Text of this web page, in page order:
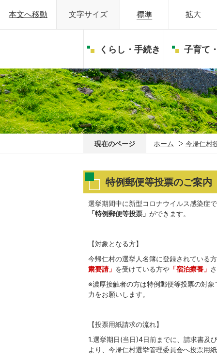
本文へ移動 文字サイズ
くらし・手続き 子育て
現在のページ ホーム 今帰仁村
特例郵便等投票のご案内
選挙期間中に新型コロナウイルス感染症
「特例郵便等投票」 ができます。
【対象となる方】
今帰仁村の選挙人名簿に登録されている
粛要請」 を受けている方や 「宿泊療養」
※濃厚接触者の方は特例郵便等投票の対
力をお願いします。
【投票用紙請求の流れ】
1.選挙期日(当日)4日前までに、請求書及
より、今帰仁村選挙管理委員会へ投票用